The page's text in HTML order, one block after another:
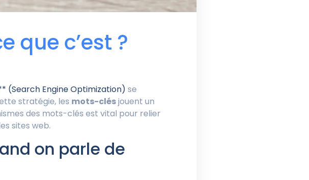
que c’est ?
(Search Engine Optimization) se
stratégie, les mots-clésjouent un
des mots-clés est vital pour relier
sites web.
on parle de